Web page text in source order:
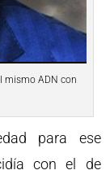
mismo ADN con
para ese
con el de